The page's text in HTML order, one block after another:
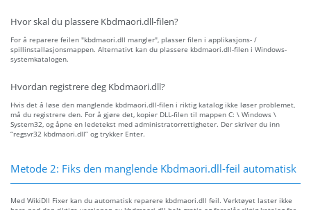
Hvor skal du plassere Kbdmaori.dll-filen?
For å reparere feilen "kbdmaori.dll mangler", plasser filen i applikasjons- /
spillinstallasjonsmappen. Alternativt kan du plassere kbdmaori.dll-filen i Windows-
systemkatalogen.
Hvordan registrere deg Kbdmaori.dll?
Hvis det å løse den manglende kbdmaori.dll-filen i riktig katalog ikke løser problemet,
må du registrere den. For å gjøre det, kopier DLL-filen til mappen C: \ Windows \
System32, og åpne en ledetekst med administratorrettigheter. Der skriver du inn
“regsvr32 kbdmaori.dll” og trykker Enter.
Metode 2: Fiks den manglende Kbdmaori.dll-feil automatisk
Med WikiDll Fixer kan du automatisk reparere kbdmaori.dll feil. Verktøyet laster ikke